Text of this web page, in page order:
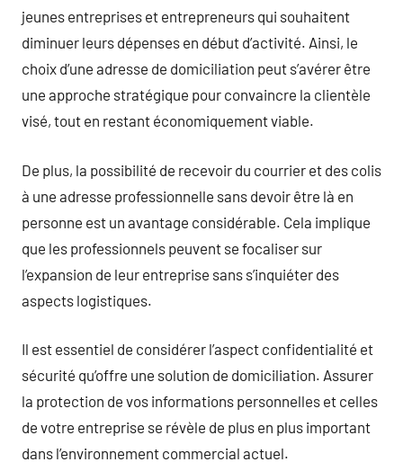
jeunes entreprises et entrepreneurs qui souhaitent
diminuer leurs dépenses en début d’activité. Ainsi, le
choix d’une adresse de domiciliation peut s’avérer être
une approche stratégique pour convaincre la clientèle
visé, tout en restant économiquement viable.
De plus, la possibilité de recevoir du courrier et des colis
à une adresse professionnelle sans devoir être là en
personne est un avantage considérable. Cela implique
que les professionnels peuvent se focaliser sur
l’expansion de leur entreprise sans s’inquiéter des
aspects logistiques.
Il est essentiel de considérer l’aspect confidentialité et
sécurité qu’offre une solution de domiciliation. Assurer
la protection de vos informations personnelles et celles
de votre entreprise se révèle de plus en plus important
dans l’environnement commercial actuel.